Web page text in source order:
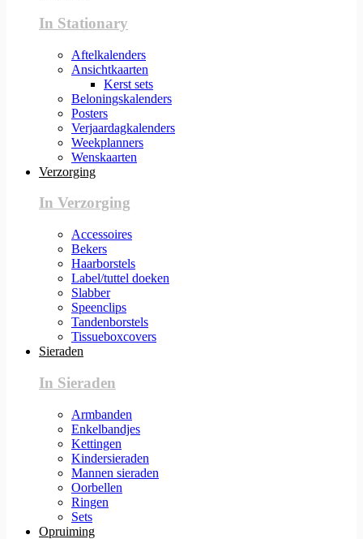
In Stationary
Aftelkalenders
Ansichtkaarten
Kerst sets
Beloningskalenders
Posters
Verjaardagkalenders
Weekplanners
Wenskaarten
Verzorging
In Verzorging
Accessoires
Bekers
Haarborstels
Label/tuttel doeken
Slabber
Speenclips
Tandenborstels
Tissueboxcovers
Sieraden
In Sieraden
Armbanden
Enkelbandjes
Kettingen
Kindersieraden
Mannen sieraden
Oorbellen
Ringen
Sets
Opruiming